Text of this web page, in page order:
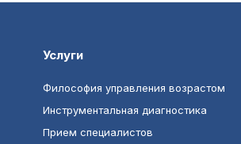
Услуги
Философия управления возрастом
Инструментальная диагностика
Прием специалистов